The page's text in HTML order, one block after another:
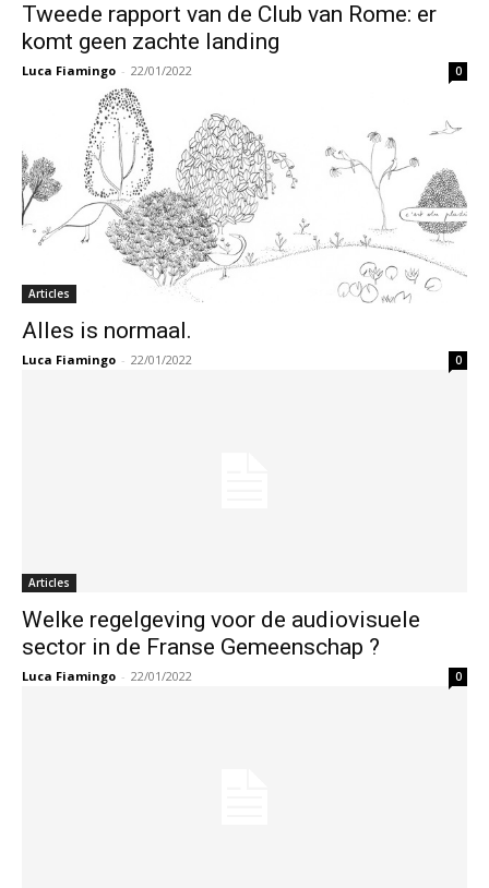
Tweede rapport van de Club van Rome: er
komt geen zachte landing
Luca Fiamingo - 22/01/2022 0
Articles
Alles is normaal.
Luca Fiamingo - 22/01/2022 0
Articles
Welke regelgeving voor de audiovisuele
sector in de Franse Gemeenschap ?
Luca Fiamingo - 22/01/2022 0